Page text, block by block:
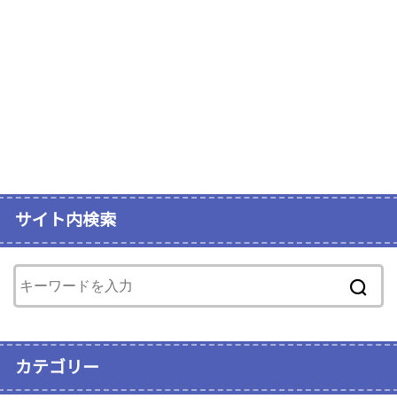
サイト内検索
カテゴリー